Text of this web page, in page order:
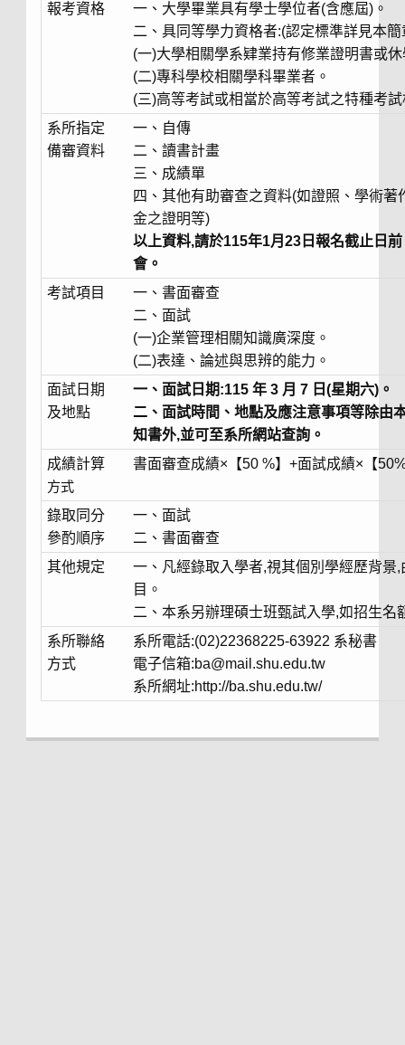
報考資格
一、大學畢業具有學士學位者(含應屆)。
二、具同等學力資格者:(認定標準詳見本
(一)大學相關學系肄業持有修業證明書或
(二)專科學校相關學科畢業者。
(三)高等考試或相當於高等考試之特種考
系所指定
備審資料
一、自傳
二、讀書計畫
三、成績單
四、其他有助審查之資料(如證照、學術
金之證明等)
以上資料,請於115年1月23日報名截止日
會。
考試項目
一、書面審查
二、面試
(一)企業管理相關知識廣深度。
(二)表達、論述與思辨的能力。
面試日期
及地點
一、面試日期:115 年 3 月 7 日(星期六)。
二、面試時間、地點及應注意事項等除由
知書外,並可至系所網站查詢。
成績計算
方式
書面審查成績×【50 %】+面試成績×【
錄取同分
參酌順序
一、面試
二、書面審查
其他規定
一、凡經錄取入學者,視其個別學經歷背景
目。
二、本系另辦理碩士班甄試入學,如招生
系所聯絡
方式
系所電話:(02)22368225-63922 系秘書
電子信箱:ba@mail.shu.edu.tw
系所網址:http://ba.shu.edu.tw/